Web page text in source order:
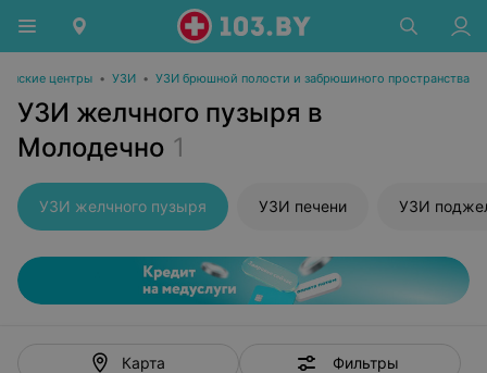
центры • УЗИ • УЗИ брюшной полости и забрюшиного пространства
УЗИ желчного пузыря в
Молодечно 1
УЗИ желчного пузыря УЗИ печени УЗИ
Карта Фильтры